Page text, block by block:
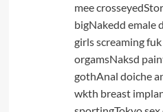
mee
bigNakedd emale
girls screaming
orgamsNaksd
gothAnal doiche
wkth breast